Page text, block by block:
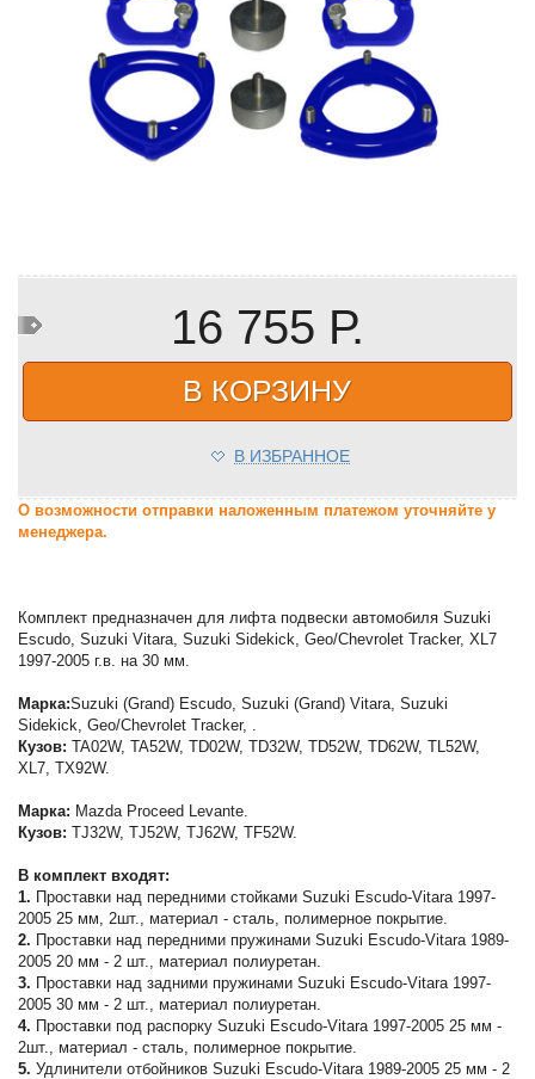
16 755 Р.
В КОРЗИНУ
В ИЗБРАННОЕ
О возможности отправки наложенным платежом уточняйте у
менеджера.
Комплект предназначен для лифта подвески автомобиля Suzuki
Escudo, Suzuki Vitara, Suzuki Sidekick, Geo/Chevrolet Tracker, XL7
1997-2005 г.в. на 30 мм.
Марка:Suzuki (Grand) Escudo, Suzuki (Grand) Vitara, Suzuki
Sidekick, Geo/Chevrolet Tracker, .
Кузов: TA02W, TA52W, TD02W, TD32W, TD52W, TD62W, TL52W,
XL7, TX92W.
Марка: Mazda Proceed Levante.
Кузов: TJ32W, TJ52W, TJ62W, TF52W.
В комплект входят:
1. Проставки над передними стойками Suzuki Escudo-Vitara 1997-
2005 25 мм, 2шт., материал - сталь, полимерное покрытие.
2. Проставки над передними пружинами Suzuki Escudo-Vitara 1989-
2005 20 мм - 2 шт., материал полиуретан.
3. Проставки над задними пружинами Suzuki Escudo-Vitara 1997-
2005 30 мм - 2 шт., материал полиуретан.
4. Проставки под распорку Suzuki Escudo-Vitara 1997-2005 25 мм -
2шт., материал - сталь, полимерное покрытие.
5. Удлинители отбойников Suzuki Escudo-Vitara 1989-2005 25 мм - 2